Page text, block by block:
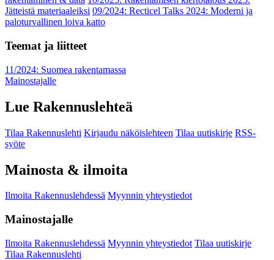
Jätteistä materiaaleiksi 09/2024: Recticel Talks 2024: Moderni ja
paloturvallinen loiva katto
Teemat ja liitteet
11/2024: Suomea rakentamassa
Mainostajalle
Lue Rakennuslehteä
Tilaa Rakennuslehti Kirjaudu näköislehteen Tilaa uutiskirje RSS-
syöte
Mainosta & ilmoita
Ilmoita Rakennuslehdessä Myynnin yhteystiedot
Mainostajalle
Ilmoita Rakennuslehdessä Myynnin yhteystiedot Tilaa uutiskirje
Tilaa Rakennuslehti